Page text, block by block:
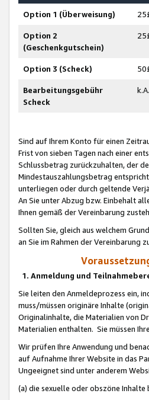
Option 1 (Überweisung)
Option 2
(Geschenkgutschein)
Option 3 (Scheck)
Bearbeitungsgebühr
Scheck
k.A.
Sind auf Ihrem Konto für einen
Frist von sieben Tagen nach einer
Schlussbetrag zurückzuhalten, der
Mindestauszahlungsbetrag
unterliegen oder durch geltende
An Sie unter Abzug bzw. Einbehalt
Ihnen gemäß der Vereinbarung
Sollten Sie, gleich aus welchem
an Sie im Rahmen der Vereinbarung
1. Anmeldung und
Sie leiten den Anmeldeprozess ein,
muss/müssen originäre Inhalte
Originalinhalte, die Materialien von
Materialien enthalten. Sie müssen
Wir prüfen Ihre Anwendung und
auf Aufnahme Ihrer Website in das
Ungeeignet sind unter anderem
(a) die sexuelle oder obszöne